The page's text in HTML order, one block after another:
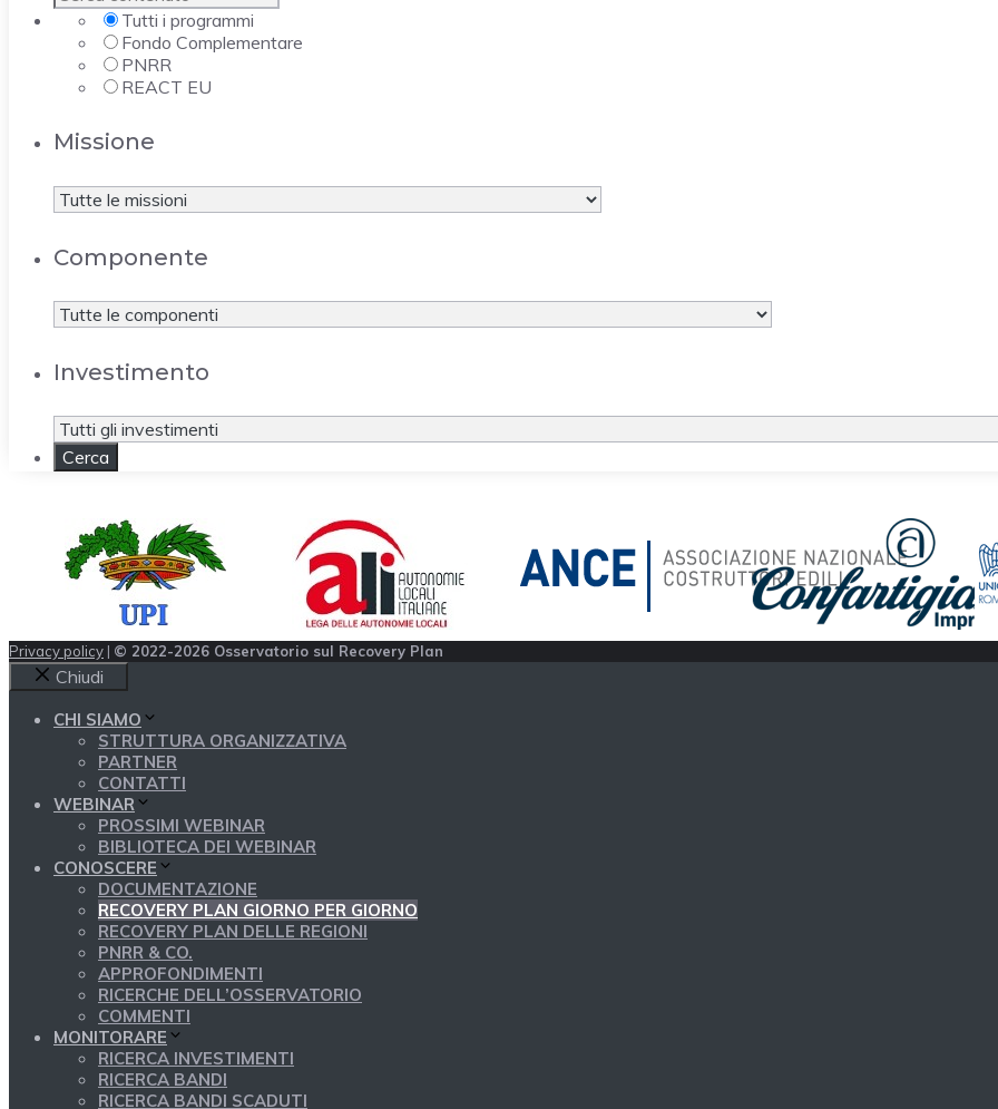
Tutti i programmi
Fondo Complementare
PNRR
REACT EU
Missione
Componente
Investimento
Privacy policy | © 2022-2026 Osservatorio sul Recovery Plan
Chiudi
CHI SIAMO
STRUTTURA ORGANIZZATIVA
PARTNER
CONTATTI
WEBINAR
PROSSIMI WEBINAR
BIBLIOTECA DEI WEBINAR
CONOSCERE
DOCUMENTAZIONE
RECOVERY PLAN GIORNO PER GIORNO
RECOVERY PLAN DELLE REGIONI
PNRR & CO.
APPROFONDIMENTI
RICERCHE DELL’OSSERVATORIO
COMMENTI
MONITORARE
RICERCA INVESTIMENTI
RICERCA BANDI
RICERCA BANDI SCADUTI